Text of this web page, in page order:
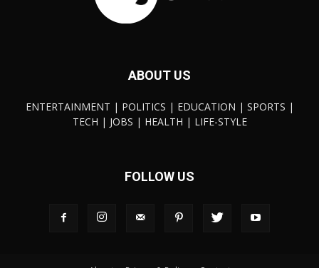
ABOUT US
ENTERTAINMENT | POLITICS | EDUCATION | SPORTS |
TECH | JOBS | HEALTH | LIFE-STYLE
FOLLOW US